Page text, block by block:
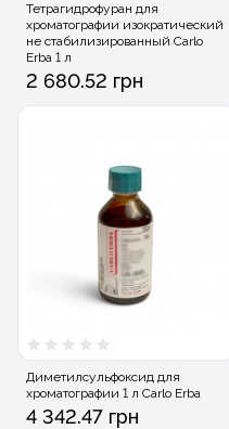
Тетрагидрофуран для
хроматографии изократический
не стабилизированный Carlo
Erba 1 л
2 680.52 грн
Диметилсульфоксид для
хроматографии 1 л Carlo Erba
4 342.47 грн